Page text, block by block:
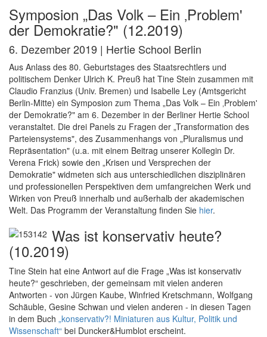
Symposion „Das Volk – Ein ‚Problem'
der Demokratie?" (12.2019)
6. Dezember 2019 | Hertie School Berlin
Aus Anlass des 80. Geburtstages des Staatsrechtlers und
politischem Denker Ulrich K. Preuß hat Tine Stein zusammen mit
Claudio Franzius (Univ. Bremen) und Isabelle Ley (Amtsgericht
Berlin-Mitte) ein Symposion zum Thema „Das Volk – Ein ‚Problem'
der Demokratie?" am 6. Dezember in der Berliner Hertie School
veranstaltet. Die drei Panels zu Fragen der „Transformation des
Parteiensystems", des Zusammenhangs von „Pluralismus und
Repräsentation" (u.a. mit einem Beitrag unserer Kollegin Dr.
Verena Frick) sowie den „Krisen und Versprechen der
Demokratie" widmeten sich aus unterschiedlichen disziplinären
und professionellen Perspektiven dem umfangreichen Werk und
Wirken von Preuß innerhalb und außerhalb der akademischen
Welt. Das Programm der Veranstaltung finden Sie hier.
Was ist konservativ heute?
(10.2019)
Tine Stein hat eine Antwort auf die Frage „Was ist konservativ
heute?“ geschrieben, der gemeinsam mit vielen anderen
Antworten - von Jürgen Kaube, Winfried Kretschmann, Wolfgang
Schäuble, Gesine Schwan und vielen anderen - in diesen Tagen
in dem Buch „konservativ?! Miniaturen aus Kultur, Politik und
Wissenschaft“ bei Duncker&Humblot erscheint.